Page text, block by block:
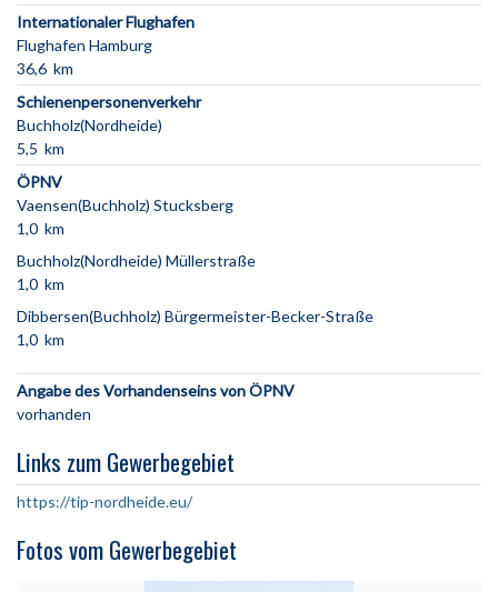
Internationaler Flughafen
Flughafen Hamburg
36,6 km
Schienenpersonenverkehr
Buchholz(Nordheide)
5,5 km
ÖPNV
Vaensen(Buchholz) Stucksberg
1,0 km
Buchholz(Nordheide) Müllerstraße
1,0 km
Dibbersen(Buchholz) Bürgermeister-Becker-Straße
1,0 km
Angabe des Vorhandenseins von ÖPNV
vorhanden
Links zum Gewerbegebiet
https://tip-nordheide.eu/
Fotos vom Gewerbegebiet